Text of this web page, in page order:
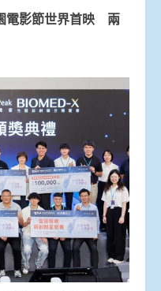
電影節世界首映 兩